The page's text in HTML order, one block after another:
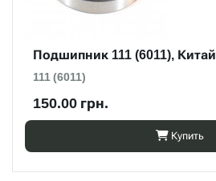
Подшипник 111 (6011), Китай
111 (6011)
150.00 грн.
Купить